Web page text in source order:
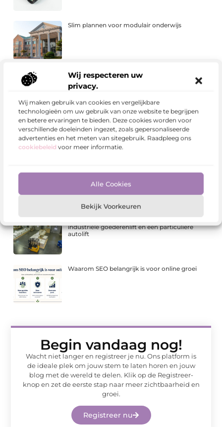
Wij respecteren uw
privacy.
Wij maken gebruik van cookies en vergelijkbare
technologieën om uw gebruik van onze website te begrijpen
en betere ervaringen te bieden. Deze cookies worden voor
verschillende doeleinden ingezet, zoals gepersonaliseerde
advertenties en het meten van sitegebruik. Raadpleeg ons
cookiebeleid voor meer informatie.
Alle Cookies
Bekijk Voorkeuren
Slim plannen voor modulair onderwijs
Een inspirerende dag begint met de juiste plek
Leven en werken in Albanië: waarom steeds
meer Nederlanders de overstap wagen
Waarom b2b-bedrijven een gespecialiseerd
industriële goederenlift en een particuliere
autolift
Waarom SEO belangrijk is voor online groei
Begin vandaag nog!
Wacht niet langer en registreer je nu. Ons platform is
de ideale plek om jouw stem te laten horen en jouw
blog met de wereld te delen. Klik op de Registreer-
knop en zet de eerste stap naar meer zichtbaarheid en
groei.
Registreer nu